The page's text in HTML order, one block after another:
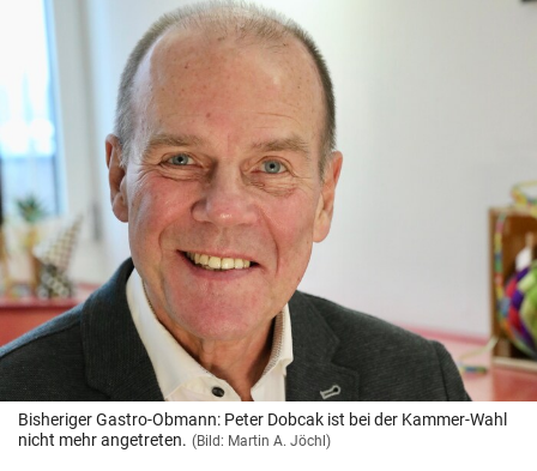
Bisheriger Gastro-Obmann: Peter Dobcak ist bei der Kammer-Wahl
nicht mehr angetreten. (Bild: Martin A. Jöchl)